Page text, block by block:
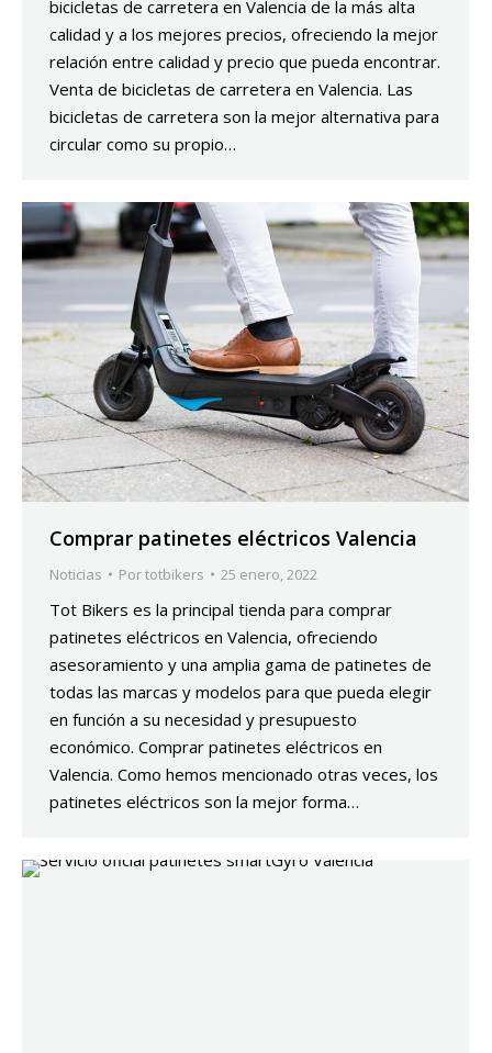
bicicletas de carretera en Valencia de la más alta
calidad y a los mejores precios, ofreciendo la mejor
relación entre calidad y precio que pueda encontrar.
Venta de bicicletas de carretera en Valencia. Las
bicicletas de carretera son la mejor alternativa para
circular como su propio…
Comprar patinetes eléctricos Valencia
Noticias Portotbikers 25 enero, 2022
Tot Bikers es la principal tienda para comprar
patinetes eléctricos en Valencia, ofreciendo
asesoramiento y una amplia gama de patinetes de
todas las marcas y modelos para que pueda elegir
en función a su necesidad y presupuesto
económico. Comprar patinetes eléctricos en
Valencia. Como hemos mencionado otras veces, los
patinetes eléctricos son la mejor forma…